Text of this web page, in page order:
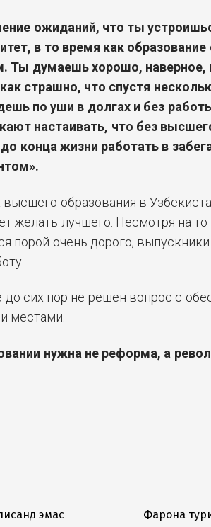
ожиданий, что ты
в то время как
Ты думаешь хорошо, наверное,
страшно, что спустя
по уши в долгах и без
настаивать, что без
конца жизни работать в
высшего образования в
желать лучшего. Несмотря на то
порой очень дорого,
до сих пор не решен вопрос с
местами.
нужна не реформа, а
эмас
Фарғона